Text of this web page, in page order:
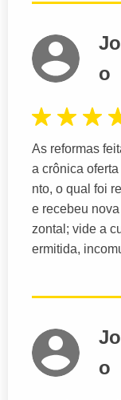
o
As reformas
a crônica
nto, o qual foi
e recebeu
zontal; vide a
ermitida,
o